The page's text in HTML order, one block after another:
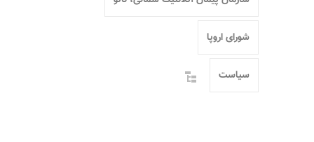
شورای اروپا
سیاست